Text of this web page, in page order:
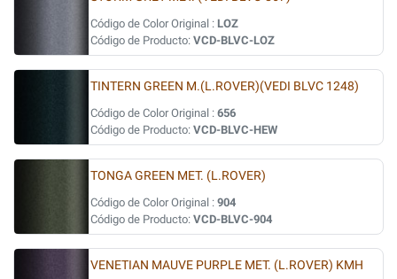
Código de Color Original : LOZ
Código de Producto: VCD-BLVC-LOZ
TINTERN GREEN M.(L.ROVER)(VEDI BLVC 1248)
Código de Color Original : 656
Código de Producto: VCD-BLVC-HEW
TONGA GREEN MET. (L.ROVER)
Código de Color Original : 904
Código de Producto: VCD-BLVC-904
VENETIAN MAUVE PURPLE MET. (L.ROVER) KMH